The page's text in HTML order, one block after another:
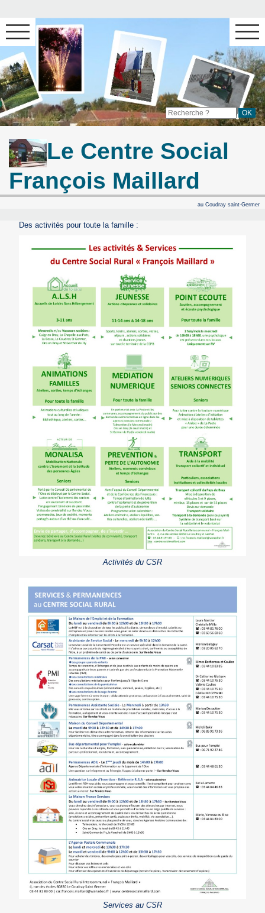
Le Centre Social
François Maillard
au Coudray saint-Germer
Des activités pour toute la famille :
Activités du CSR
Services au CSR